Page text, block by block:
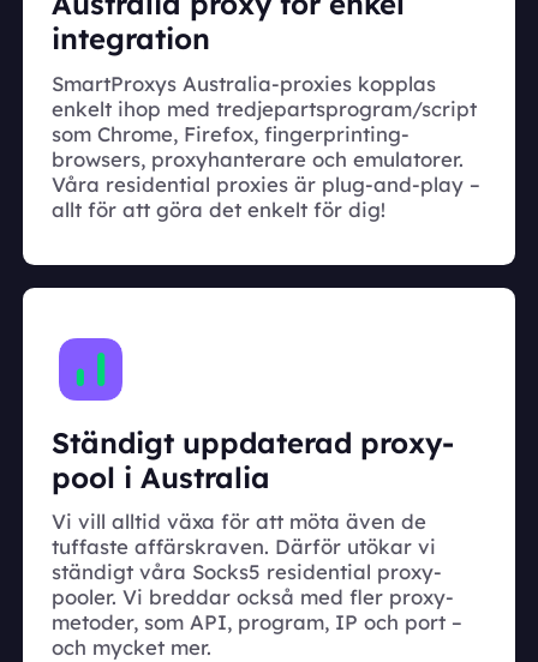
integration
SmartProxys Australia-proxies kopplas
enkelt ihop med tredjepartsprogram/script
som Chrome, Firefox, fingerprinting-
browsers, proxyhanterare och emulatorer.
Våra residential proxies är plug-and-play –
allt för att göra det enkelt för dig!
Ständigt uppdaterad proxy-
pool i Australia
Vi vill alltid växa för att möta även de
tuffaste affärskraven. Därför utökar vi
ständigt våra Socks5 residential proxy-
pooler. Vi breddar också med fler proxy-
metoder, som API, program, IP och port –
och mycket mer.